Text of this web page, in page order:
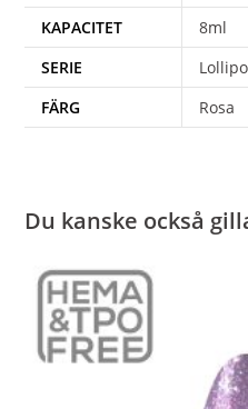
KAPACITET
8ml
SERIE
FÄRG
Rosa
Du kanske också